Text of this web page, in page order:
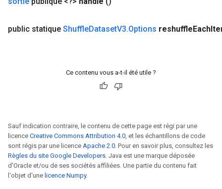
public statique ShuffleDatasetV3.Options reshuffleEach
Ce contenu vous a-t-il été utile ?
Sauf indication contraire, le contenu de cette page est régi par une
licence Creative Commons Attribution 4.0, et les échantillons de code
sont régis par une licence Apache 2.0. Pour en savoir plus, consultez les
Règles du site Google Developers. Java est une marque déposée
d'Oracle et/ou de ses sociétés affiliées. Une partie du contenu fait
l'objet d'une licence Numpy.